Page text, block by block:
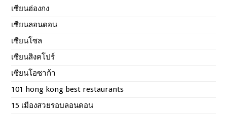
เซียนฮ่องกง
เซียนลอนดอน
เซียนโซล
เซียนสิงคโปร์
เซียนโอซาก้า
101 hong kong best restaurants
15 เมืองสวยรอบลอนดอน